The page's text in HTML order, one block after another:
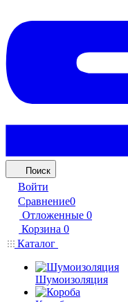
Поиск
Войти
Сравнение0
Отложенные 0
Корзина 0
Каталог
Шумоизоляция